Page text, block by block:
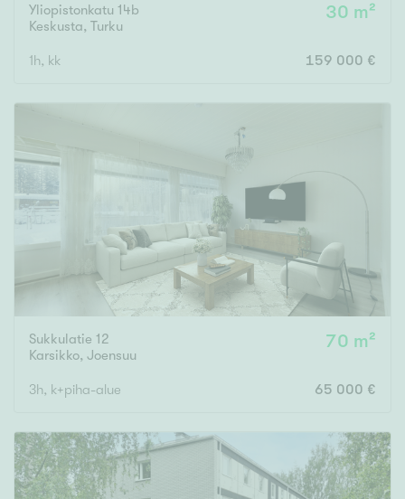
Yliopistonkatu 14b
Keskusta, Turku
30 m²
1h, kk 159 000 €
Sukkulatie 12
Karsikko, Joensuu
70 m²
3h, k+piha-alue 65 000 €